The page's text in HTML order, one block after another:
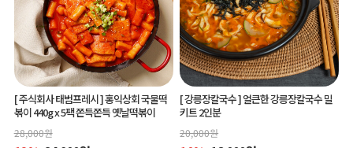
[ 주식회사 태범프레시 ]홍익상회 국물떡
볶이 440g x 5팩 쫀득쫀득 옛날떡볶이
28,000원
[ 강릉장칼국수 ]얼큰한 강릉장칼국수 밀
키트 2인분
20,000원